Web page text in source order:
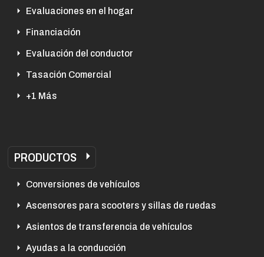
Evaluaciones en el hogar
Financiación
Evaluación del conductor
Tasación Comercial
+1 Más
PRODUCTOS
Conversiones de vehículos
Ascensores para scooters y sillas de ruedas
Asientos de transferencia de vehículos
Ayudas a la conducción